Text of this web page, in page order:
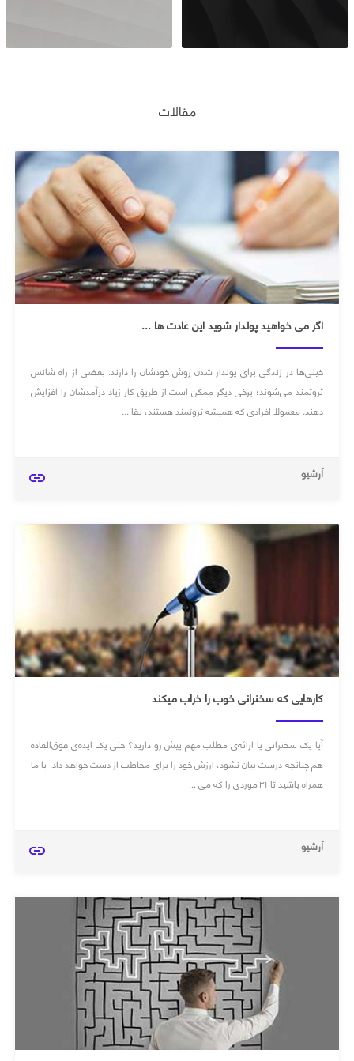
مقالات
اگر می خواهید پولدار شوید این عادت ها ...
خیلی‌ها در زندگی برای پولدار شدن روش خودشان را دارند. بعضی از راه شانس
ثروتمند می‌شوند؛ برخی دیگر ممکن است از طریق کار زیاد درآمدشان را افزایش
دهند. معمولا افرادی که همیشه ثروتمند هستند، نقا ...
آرشیو link
کارهایی که سخنرانی خوب را خراب میکند
آیا یک سخنرانی یا ارائه‌ی مطلب مهم پیش‌ رو دارید؟ حتی یک ایده‌ی فوق‌العاده
هم چنانچه درست بیان نشود، ارزش خود را برای مخاطب از دست خواهد داد. با ما
همراه باشید تا ۳۱ موردی را که می ...
آرشیو link